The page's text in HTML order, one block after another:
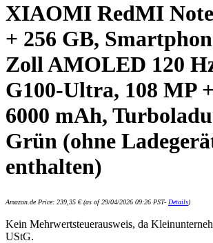
XIAOMI RedMI
+ 256 GB,
Zoll AMOLED 120
G100-Ultra, 108 MP
6000 mAh,
Grün (ohne
enthalten)
Amazon.de Price: 239,35 €(as of 29/04/2026 09:26 PST- Details)
Kein Mehrwertsteuerausweis, da
UStG.